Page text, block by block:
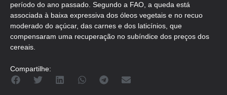
período do ano passado. Segundo a FAO, a queda está
associada à baixa expressiva dos óleos vegetais e no recuo
moderado do açúcar, das carnes e dos laticínios, que
compensaram uma recuperação no subíndice dos preços dos
cereais.
Compartilhe: